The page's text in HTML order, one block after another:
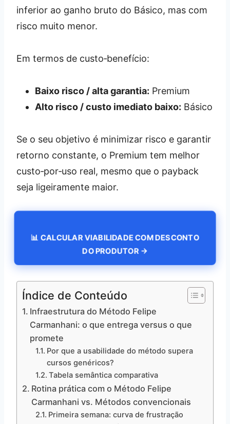
inferior ao ganho bruto do Básico, mas com
risco muito menor.
Em termos de custo‑benefício:
Baixo risco / alta garantia: Premium
Alto risco / custo imediato baixo: Básico
Se o seu objetivo é minimizar risco e garantir
retorno constante, o Premium tem melhor
custo‑por‑uso real, mesmo que o payback
seja ligeiramente maior.
📊 CALCULAR VIABILIDADE COM DESCONTO
DO PRODUTOR →
Índice de Conteúdo
Infraestrutura do Método Felipe
Carmanhani: o que entrega versus o que
promete
Por que a usabilidade do método supera
cursos genéricos?
Tabela semântica comparativa
Rotina prática com o Método Felipe
Carmanhani vs. Métodos convencionais
Primeira semana: curva de frustração